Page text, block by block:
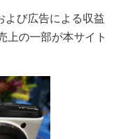
び広告による収益
上の一部が本サイト